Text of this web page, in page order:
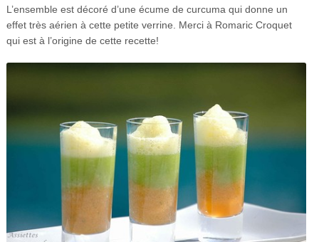
L’ensemble est décoré d’une écume de curcuma qui donne un
effet très aérien à cette petite verrine. Merci à Romaric Croquet
qui est à l’origine de cette recette!